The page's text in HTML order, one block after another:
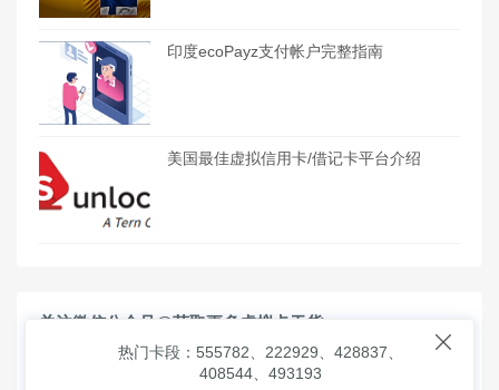
印度ecoPayz支付帐户完整指南
美国最佳虚拟信用卡/借记卡平台介绍
关注微信公众号@获取更多虚拟卡干货

热门卡段：555782、222929、428837、
408544、493193